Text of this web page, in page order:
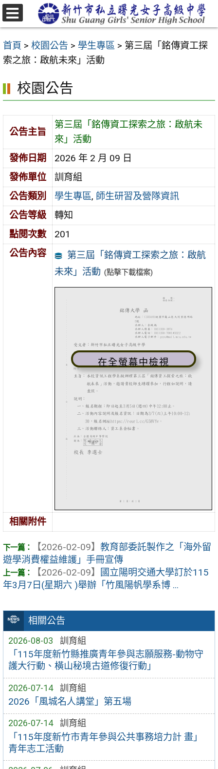
跳
至
要
內
區
首頁 > 校園公告 > 學生專區 > 第三屆「銘傳資工探
索之旅：啟航未來」活動
相關公告
2026-08-03 訓育組
「115年度新竹縣推廣青年參與志願服務-動物守
護大行動、橫山秘境古道修復行動」
2026-07-14 訓育組
2026「風城名人講堂」第五場
2026-07-14 訓育組
「115年度新竹市青年參與公共事務培力計 畫」
青年志工活動
校園公告
公告主旨
第三屆「銘傳資工探索之旅：啟航未
來」活動
發佈日期
2026 年 2 月 09 日
發佈單位
訓育組
公告類別
學生專區, 師生研習及營隊資訊
公告等級
轉知
點閱次數
201
公告內容
第三屆「銘傳資工探索之旅：啟航
未來」活動 (點擊下載檔案)
在全螢幕中檢視
相關附件
【2026-02-09】 教育部委託製作之「海外留
遊學消費權益維護」手冊宣傳
【2026-02-09】
國立陽明交通大學訂於115
年3月7日(星期六 )舉辦「竹風陽帆學系博 ...
選
單